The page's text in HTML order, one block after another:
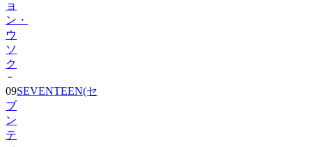
ウ
ソ
ク
09
ブ
ン
テ
ィ
ー